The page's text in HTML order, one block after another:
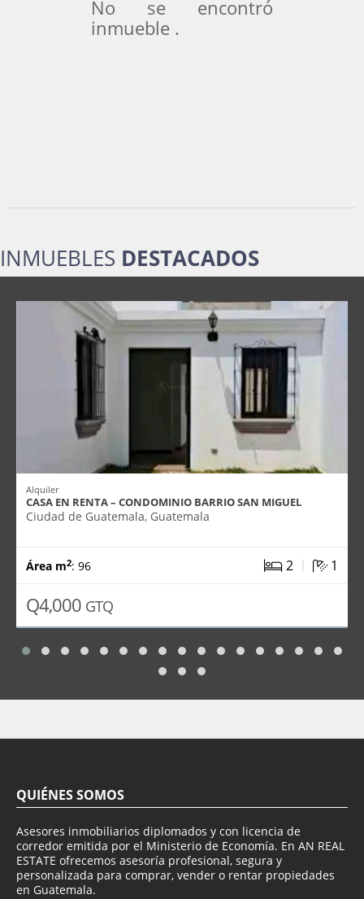
No se encontró
inmueble .
INMUEBLES DESTACADOS
Alquiler
CASA EN RENTA – CONDOMINIO BARRIO SAN MIGUEL
Ciudad de Guatemala, Guatemala
Área m2: 96 2 | 1
Q4,000 GTQ
QUIÉNES SOMOS
Asesores inmobiliarios diplomados y con licencia de
corredor emitida por el Ministerio de Economía. En AN REAL
ESTATE ofrecemos asesoría profesional, segura y
personalizada para comprar, vender o rentar propiedades
en Guatemala.